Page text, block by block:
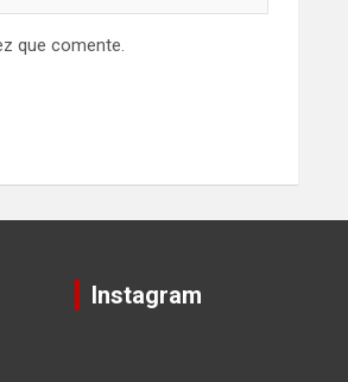
que comente.
Instagram